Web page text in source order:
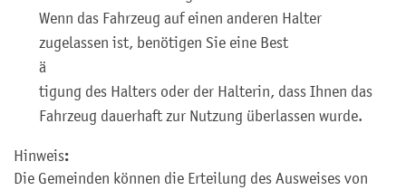
Wenn das Fahrzeug auf einen anderen Halter
zugelassen ist, benötigen Sie eine Best
ä
tigung des Halters oder der Halterin, dass Ihnen das
Fahrzeug dauerhaft zur Nutzung überlassen wurde.
Hinweis:
Die Gemeinden können die Erteilung des Ausweises von